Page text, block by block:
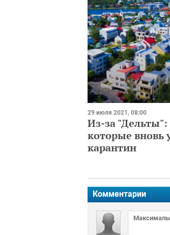
29 июля 2021, 08:00
Из-за
которые вновь
карантин
Комментарии